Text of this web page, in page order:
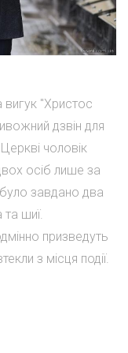
вигук "Христос
дзвін для
чоловік
осіб лише за
завдано два
шиї.
призведуть
з місця події.